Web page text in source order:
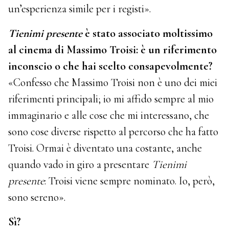
un’esperienza simile per i registi».
Tienimi presenteè stato associato moltissimo
al cinema di Massimo Troisi: è un riferimento
inconscio o che hai scelto consapevolmente?
«Confesso che Massimo Troisi non è uno dei miei
riferimenti principali; io mi affido sempre al mio
immaginario e alle cose che mi interessano, che
sono cose diverse rispetto al percorso che ha fatto
Troisi. Ormai è diventato una costante, anche
quando vado in giro a presentare Tienimi
presente: Troisi viene sempre nominato. Io, però,
sono sereno».
Sì?